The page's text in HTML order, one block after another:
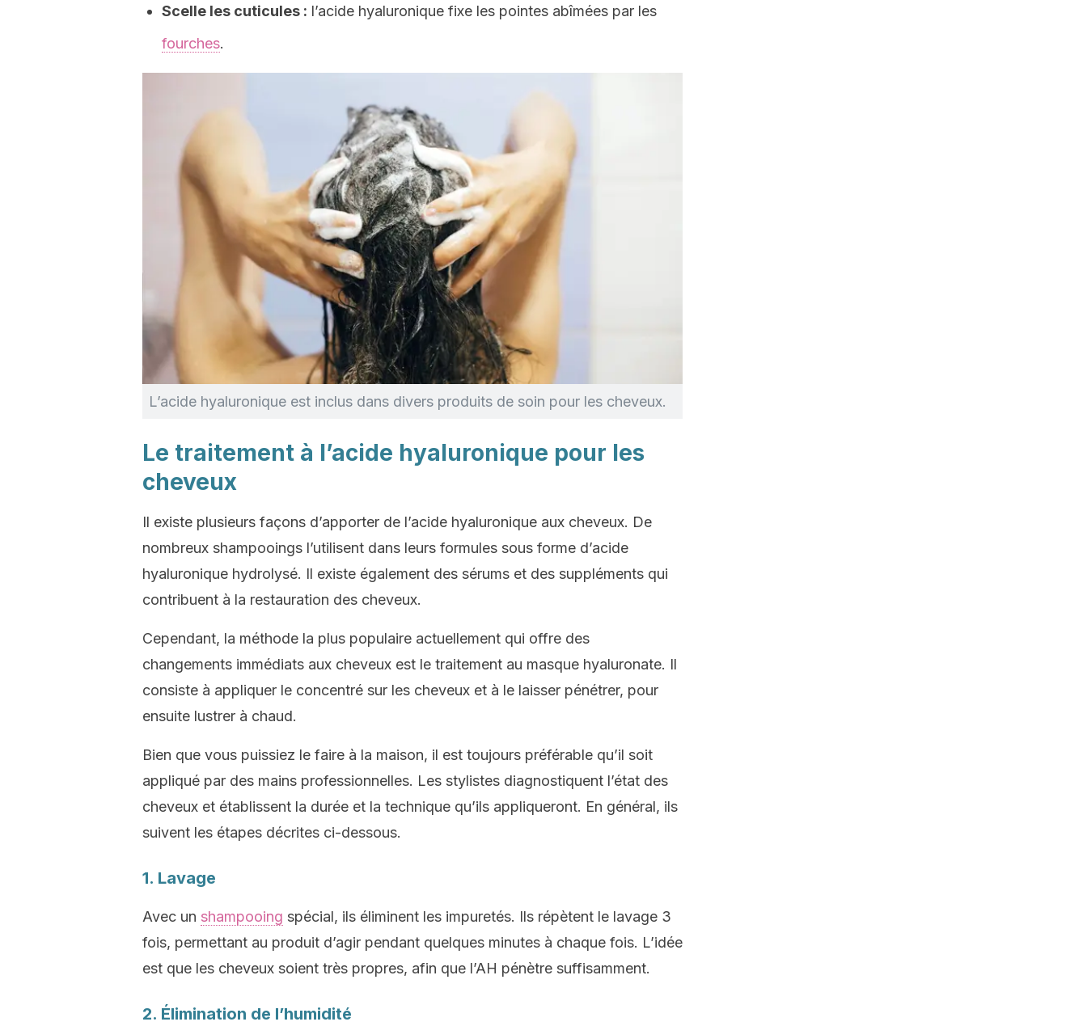
Scelle les cuticules : l’acide hyaluronique fixe les pointes abîmées par les
fourches.
L’acide hyaluronique est inclus dans divers produits de soin pour les cheveux.
Le traitement à l’acide hyaluronique pour les
cheveux
Il existe plusieurs façons d’apporter de l’acide hyaluronique aux cheveux. De
nombreux shampooings l’utilisent dans leurs formules sous forme d’acide
hyaluronique hydrolysé. Il existe également des sérums et des suppléments qui
contribuent à la restauration des cheveux.
Cependant, la méthode la plus populaire actuellement qui offre des
changements immédiats aux cheveux est le traitement au masque hyaluronate. Il
consiste à appliquer le concentré sur les cheveux et à le laisser pénétrer, pour
ensuite lustrer à chaud.
Bien que vous puissiez le faire à la maison, il est toujours préférable qu’il soit
appliqué par des mains professionnelles. Les stylistes diagnostiquent l’état des
cheveux et établissent la durée et la technique qu’ils appliqueront. En général, ils
suivent les étapes décrites ci-dessous.
1. Lavage
Avec un shampooing spécial, ils éliminent les impuretés. Ils répètent le lavage 3
fois, permettant au produit d’agir pendant quelques minutes à chaque fois. L’idée
est que les cheveux soient très propres, afin que l’AH pénètre suffisamment.
2. Élimination de l’humidité